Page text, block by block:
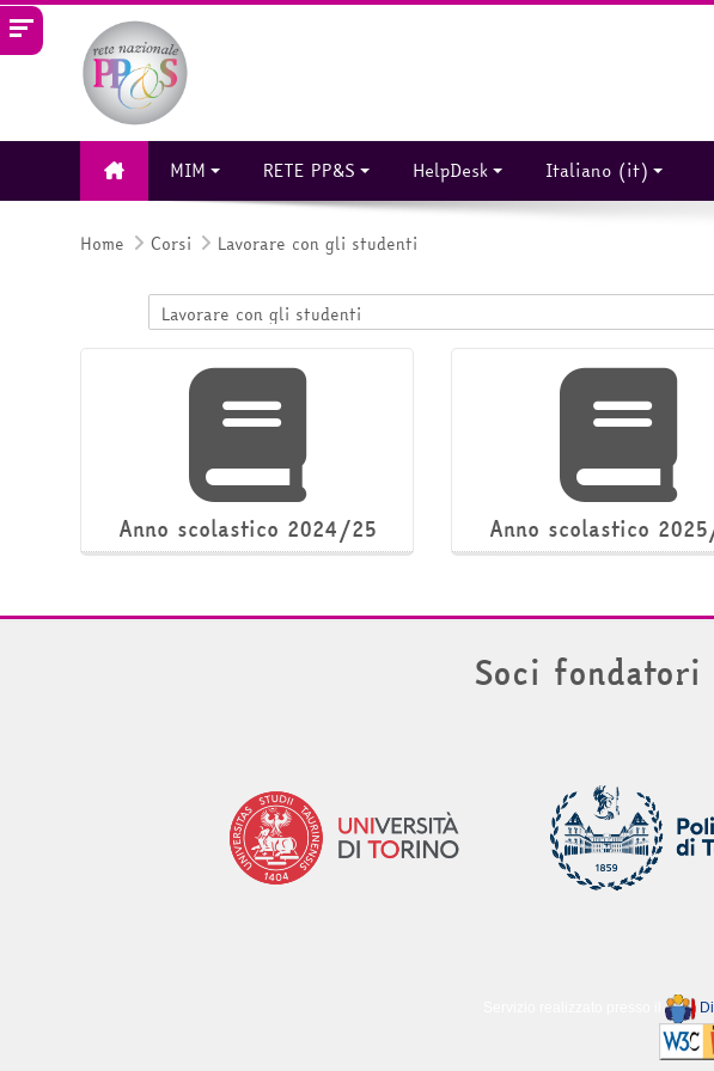
Vai al contenuto principale
MIM RETE PP&S HelpDesk Italiano ‎(it)‎
Home Corsi Lavorare con gli studenti
Categorie di corso
Anno scolastico 2024/25 Anno scolastico
Soci fondatori